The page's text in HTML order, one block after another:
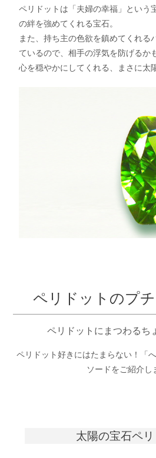
ペリドットは「夫婦の幸福」という
の絆を強めてくれる宝石。
また、持ち主の色欲を鎮めてくれる
ているので、相手の浮気を防げるか
心を穏やかにしてくれる、まさに太
ペリドットのプ
ペリドットにまつわるち
ペリドット好きにはたまらない！「
ソードをご紹介し
太陽の宝石ペリ